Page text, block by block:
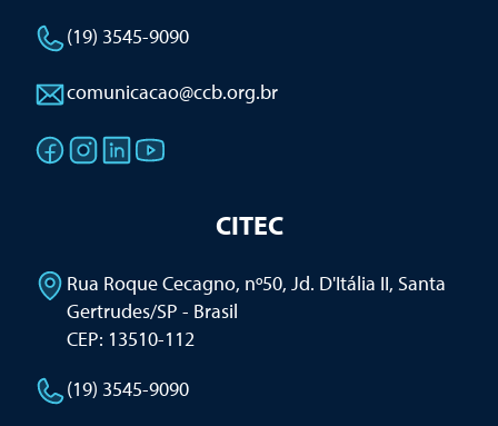
(19) 3545-9090
comunicacao@ccb.org.br
CITEC
Rua Roque Cecagno, nº50, Jd. D'Itália II, Santa
Gertrudes/SP - Brasil
CEP: 13510-112
(19) 3545-9090